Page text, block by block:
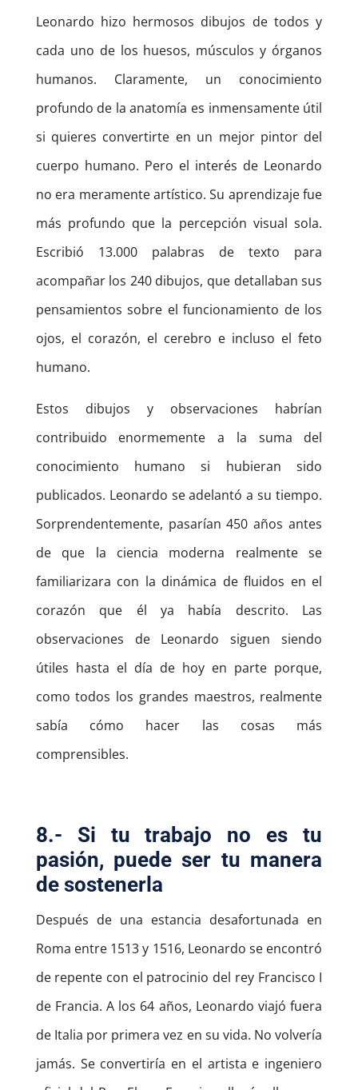
Leonardo hizo hermosos dibujos de todos y
cada uno de los huesos, músculos y órganos
humanos. Claramente, un conocimiento
profundo de la anatomía es inmensamente útil
si quieres convertirte en un mejor pintor del
cuerpo humano. Pero el interés de Leonardo
no era meramente artístico. Su aprendizaje fue
más profundo que la percepción visual sola.
Escribió 13.000 palabras de texto para
acompañar los 240 dibujos, que detallaban sus
pensamientos sobre el funcionamiento de los
ojos, el corazón, el cerebro e incluso el feto
humano.
Estos dibujos y observaciones habrían
contribuido enormemente a la suma del
conocimiento humano si hubieran sido
publicados. Leonardo se adelantó a su tiempo.
Sorprendentemente, pasarían 450 años antes
de que la ciencia moderna realmente se
familiarizara con la dinámica de fluidos en el
corazón que él ya había descrito. Las
observaciones de Leonardo siguen siendo
útiles hasta el día de hoy en parte porque,
como todos los grandes maestros, realmente
sabía cómo hacer las cosas más
comprensibles.
8.- Si tu trabajo no es tu
pasión, puede ser tu manera
de sostenerla
Después de una estancia desafortunada en
Roma entre 1513 y 1516, Leonardo se encontró
de repente con el patrocinio del rey Francisco I
de Francia. A los 64 años, Leonardo viajó fuera
de Italia por primera vez en su vida. No volvería
jamás. Se convertiría en el artista e ingeniero